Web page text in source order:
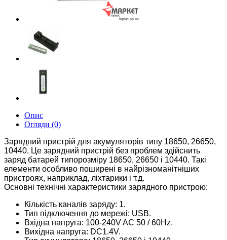
Опис
Огляди (0)
Зарядний пристрій для акумуляторів типу 18650, 26650,
10440. Це зарядний пристрій без проблем здійснить
заряд батарей типорозміру 18650, 26650 і 10440. Такі
елементи особливо поширені в найрізноманітніших
пристроях, наприклад, ліхтарики і т.д.
Основні технічні характеристики зарядного пристрою:
Кількість каналів заряду: 1.
Тип підключення до мережі: USB.
Вхідна напруга: 100-240V AC 50 / 60Hz.
Вихідна напруга: DC1.4V.